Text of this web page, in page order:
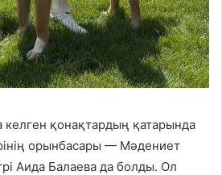
келген қонақтардың қатарында
орынбасары — Мәдениет
Аида Балаева да болды. Ол